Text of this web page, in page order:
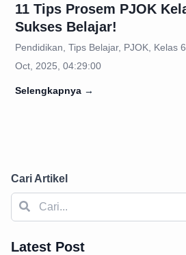
11 Tips Prosem PJOK
Sukses Belajar!
Pendidikan, Tips Belajar, PJOK, Kelas
Oct, 2025, 04:29:00
Selengkapnya →
Cari Artikel
Latest Post